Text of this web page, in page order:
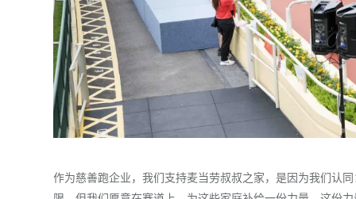
作为慈善跑企业，我们支持麦当劳叔叔之家，是因为我们认